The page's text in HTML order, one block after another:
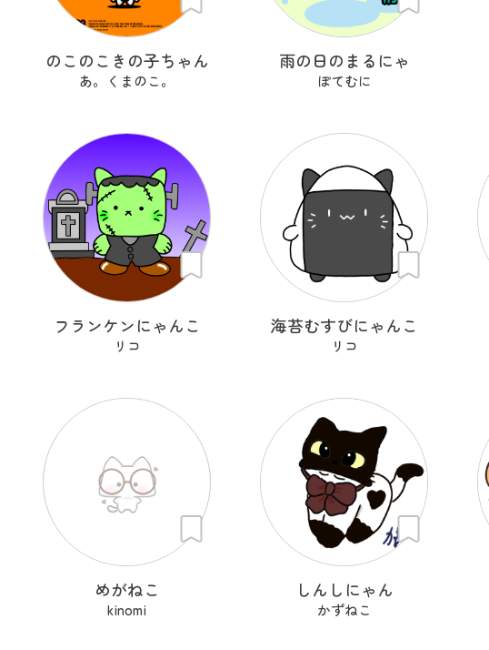
のこのこきの子ちゃん
あ。くまのこ。
雨の日のまるにゃ
ぽてむに
フランケンにゃんこ
リコ
海苔むすびにゃんこ
リコ
めがねこ
kinomi
しんしにゃん
かずねこ